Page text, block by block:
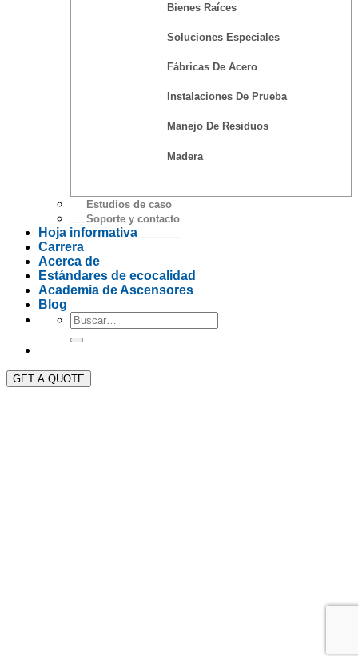
Bienes Raíces
Soluciones Especiales
Fábricas De Acero
Instalaciones De Prueba
Manejo De Residuos
Madera
Estudios de caso
Soporte y contacto
Hoja informativa
Carrera
Acerca de
Estándares de ecocalidad
Academia de Ascensores
Blog
GET A QUOTE